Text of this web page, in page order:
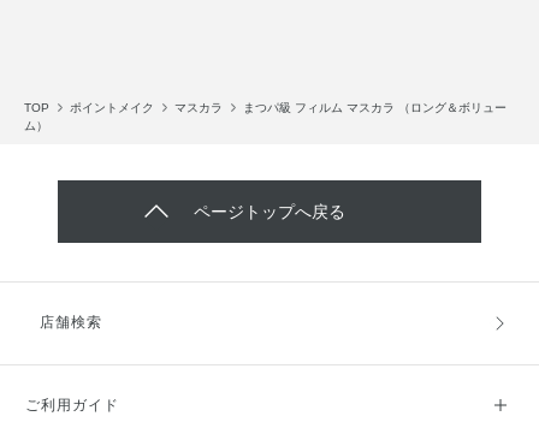
TOP ポイントメイク マスカラ
まつパ級 フィルム マスカラ （ロング＆ボリュー
ム）
ページトップへ戻る
店舗検索
ご利用ガイド